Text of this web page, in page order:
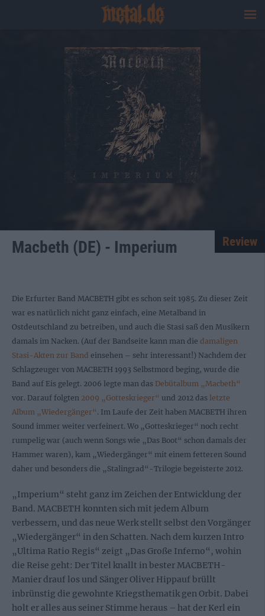
Macbeth (DE) - Imperium Review
Die Erfurter Band MACBETH gibt es schon seit 1985. Zu dieser Zeit
war es natürlich nicht ganz einfach, eine Metalband in
Ostdeutschland zu betreiben, und auch die Stasi saß den Musikern
damals im Nacken. (Auf der Bandseite kann man die damaligen
Stasi-Akten zur Band einsehen – sehr interessant!) Nachdem der
Schlagzeuger von MACBETH 1993 Selbstmord beging, wurde die
Band auf Eis gelegt. 2006 legte man das Debütalbum „Macbeth“
vor. Darauf folgten 2009 „Gotteskrieger“ und 2012 das letzte
Album „Wiedergänger“ . Im Laufe der Zeit haben MACBETH ihren
Sound immer weiter verfeinert. Wo „Gotteskrieger“ noch recht
rumpelig war (auch wenn Songs wie „Das Boot“ schon damals der
Hammer waren), kam „Wiedergänger“ mit einem fetteren Sound
daher und besonders die „Stalingrad“-Trilogie begeisterte 2012.
„Imperium“ steht ganz im Zeichen der Entwicklung der
Band. MACBETH konnten sich mit jedem Album
verbessern, und das neue Werk stellt selbst den Vorgänger
„Wiedergänger“ in den Schatten. Nach dem kurzen Intro
„Ultima Ratio Regis“ zeigt „Das Große Inferno“, wohin
die Reise geht: Der Titel knallt in bester MACBETH-
Manier drauf los und Sänger Oliver Hippauf brüllt
inbrünstig die gewohnte Kriegsthematik gen Orbit. Dabei
holt er alles aus seiner Stimme heraus – hat der Kerl ein